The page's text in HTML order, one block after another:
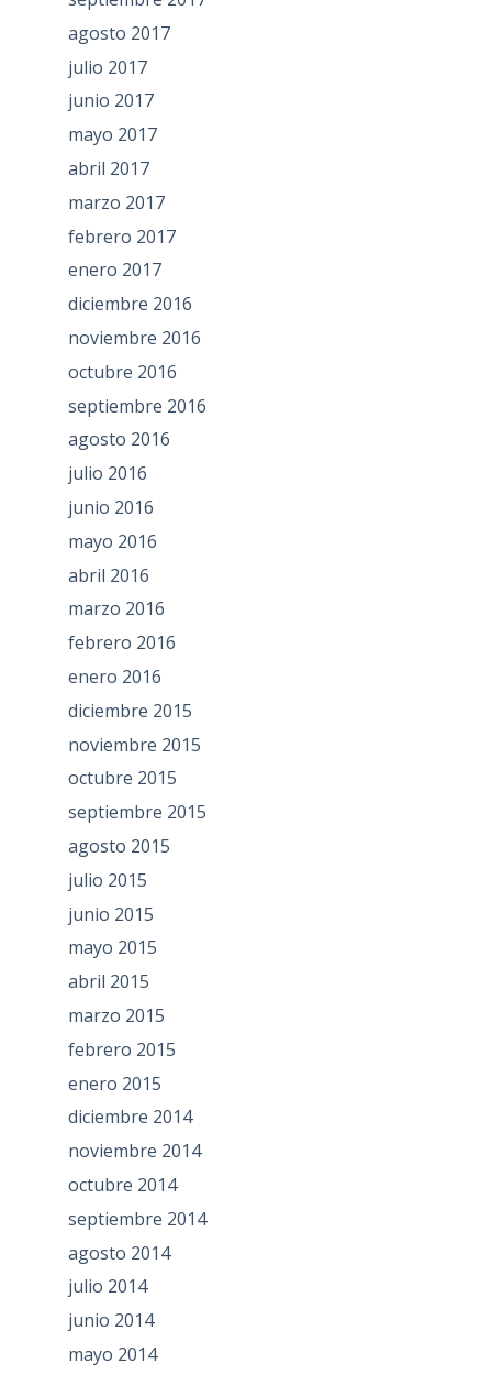
agosto 2017
julio 2017
junio 2017
mayo 2017
abril 2017
marzo 2017
febrero 2017
enero 2017
diciembre 2016
noviembre 2016
octubre 2016
septiembre 2016
agosto 2016
julio 2016
junio 2016
mayo 2016
abril 2016
marzo 2016
febrero 2016
enero 2016
diciembre 2015
noviembre 2015
octubre 2015
septiembre 2015
agosto 2015
julio 2015
junio 2015
mayo 2015
abril 2015
marzo 2015
febrero 2015
enero 2015
diciembre 2014
noviembre 2014
octubre 2014
septiembre 2014
agosto 2014
julio 2014
junio 2014
mayo 2014